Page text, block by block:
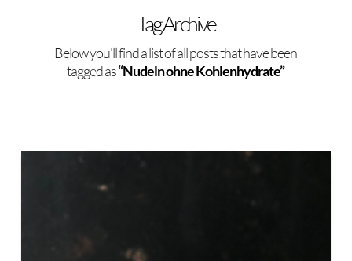
Tag Archive
Below you'll find a list of all posts that have been
tagged as“Nudeln ohne Kohlenhydrate”